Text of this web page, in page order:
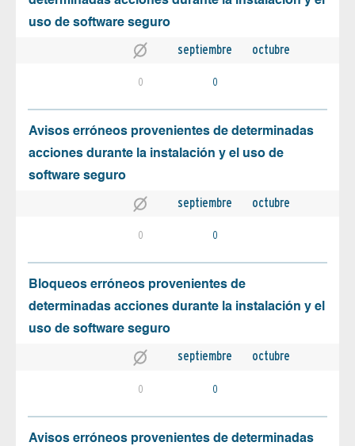
uso de software seguro
septiembre octubre
0 0
Avisos erróneos provenientes de determinadas
acciones durante la instalación y el uso de
software seguro
septiembre octubre
0 0
Bloqueos erróneos provenientes de
determinadas acciones durante la instalación y el
uso de software seguro
septiembre octubre
0 0
Avisos erróneos provenientes de determinadas